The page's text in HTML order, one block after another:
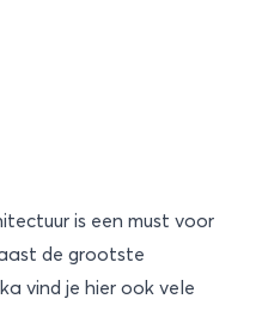
is een must voor
de grootste
vind je hier ook vele